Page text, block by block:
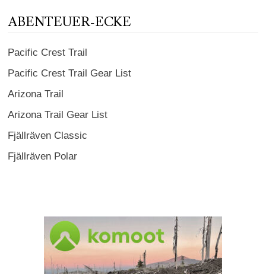
ABENTEUER-ECKE
Pacific Crest Trail
Pacific Crest Trail Gear List
Arizona Trail
Arizona Trail Gear List
Fjällräven Classic
Fjällräven Polar